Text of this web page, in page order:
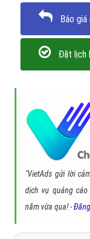
Báo giá
Đặt lịch
"VietAds gửi lời
dịch vụ quảng
năm vừa qua! -